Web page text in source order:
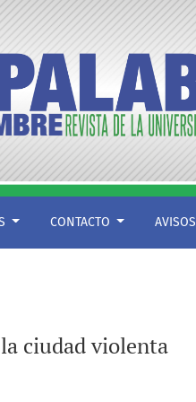
CONTACTO AVISOS
ciudad violenta